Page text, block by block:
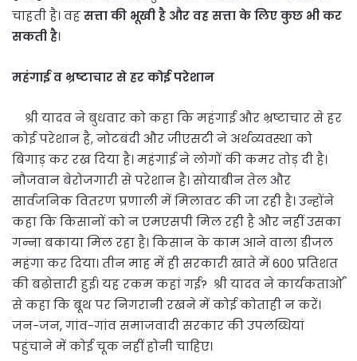
चाहती है। वहसत्ता की भूखी है और वह सत्ता के लिए कुछ भी कर
सकती है।
महंगाई व भ्रष्टाचार से हर कोई परेशान
श्री यादव ने बुधवार को कहा कि महंगाई और भ्रष्टाचार से हर
कोई परेशान है, नोटबंदी और जीएसटी ने अर्थव्यवस्था को
बिगाड़ कर रख दिया है। महंगाई ने लोगों की कमर तोड़ दी है।
नौजवान बेरोजगारी से परेशान है। सोयाबीन तेल और
सार्वजनिक वितरण प्रणाली में मिलावट की जा रही है। उन्होंने
कहा कि किसानों को न एमएसपी मिल रही है और नहीं उसका
गन्ना बकाया मिल रहा है। किसान के काम आने वाला डीजल
महंगा कर दिया। तीन माह में ही सरकारी खाते में 600 प्रतिशत
की बढ़ोत्तारी हुई। यह रकम कहां गई? श्री यादव ने कार्यकतार्ओं
से कहा कि बूथ पर निगरानी रखने में कोई कोताही न करें।
जन-जन, गांव-गांव समाजवादी सरकार की उपलब्धियां
पहुंचाने में कोई चूक नहीं होनी चाहिए।